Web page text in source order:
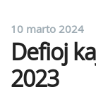
10 marto 2024
Defioj
2023